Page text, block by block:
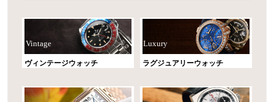
Vintage
ヴィンテージウォッチ
Luxury
ラグジュアリーウォッチ